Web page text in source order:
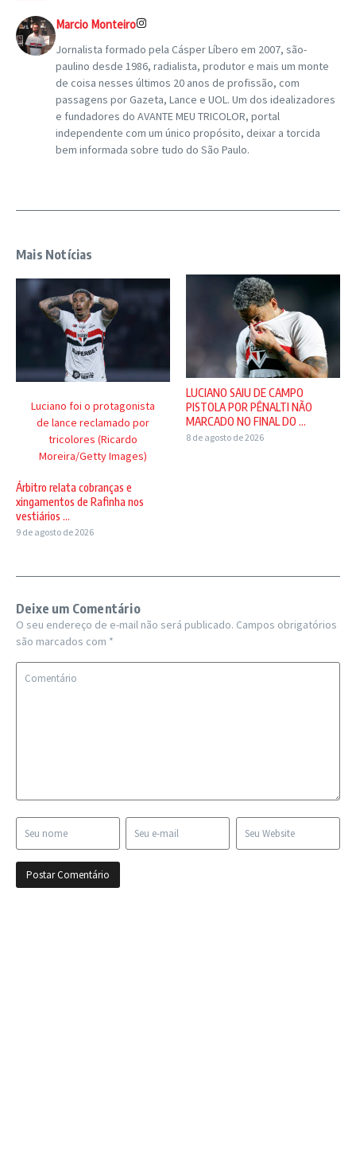
Marcio Monteiro
Jornalista formado pela Cásper Líbero em 2007, são-
paulino desde 1986, radialista, produtor e mais um monte
de coisa nesses últimos 20 anos de profissão, com
passagens por Gazeta, Lance e UOL. Um dos idealizadores
e fundadores do AVANTE MEU TRICOLOR, portal
independente com um único propósito, deixar a torcida
bem informada sobre tudo do São Paulo.
Mais Notícias
Luciano foi o protagonista
de lance reclamado por
tricolores (Ricardo
Moreira/Getty Images)
Árbitro relata cobranças e
xingamentos de Rafinha nos
vestiários ...
9 de agosto de 2026
LUCIANO SAIU DE CAMPO
PISTOLA POR PÊNALTI NÃO
MARCADO NO FINAL DO ...
8 de agosto de 2026
Deixe um Comentário
O seu endereço de e-mail não será publicado. Campos obrigatórios
são marcados com *